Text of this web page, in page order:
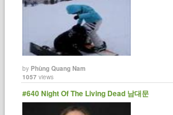
byPhùng Quang Nam
1057 views
#640 Night Of The Living Dead 남대문